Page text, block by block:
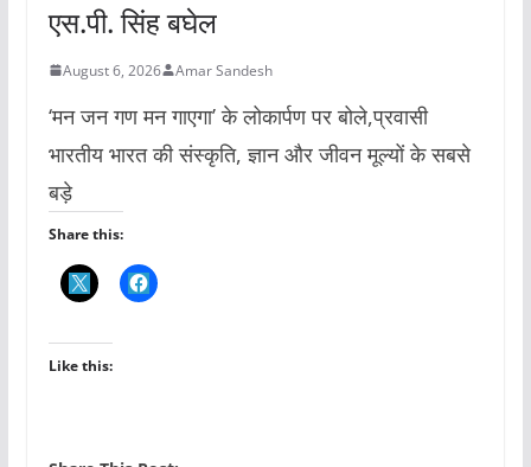
एस.पी. सिंह बघेल
August 6, 2026 Amar Sandesh
‘मन जन गण मन गाएगा’ के लोकार्पण पर बोले,प्रवासी
भारतीय भारत की संस्कृति, ज्ञान और जीवन मूल्यों के सबसे
बड़े
Share this:
Like this: